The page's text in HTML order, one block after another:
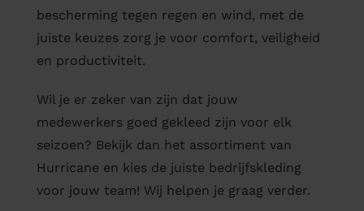
bescherming tegen regen en wind, met de
juiste keuzes zorg je voor comfort, veiligheid
en productiviteit.
Wil je er zeker van zijn dat jouw
medewerkers goed gekleed zijn voor elk
seizoen? Bekijk dan het assortiment van
Hurricane en kies de juiste bedrijfskleding
voor jouw team! Wij helpen je graag verder.